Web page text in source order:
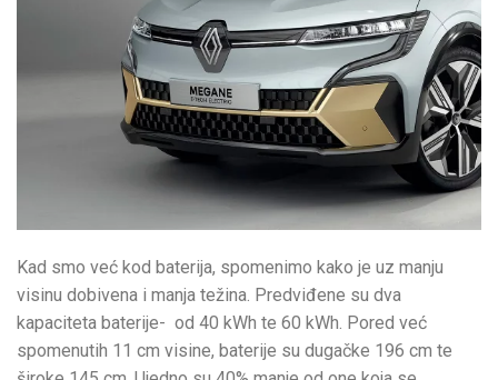
Kad smo već kod baterija, spomenimo kako je uz manju
visinu dobivena i manja težina. Predviđene su dva
kapaciteta baterije- od 40 kWh te 60 kWh. Pored već
spomenutih 11 cm visine, baterije su dugačke 196 cm te